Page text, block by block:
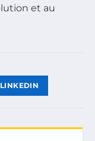
et au
LINKEDIN